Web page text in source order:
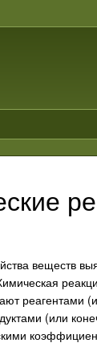
веществ
реагентами
(или